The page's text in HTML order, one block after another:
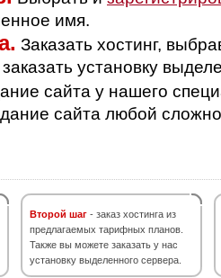
имя.
Заказать хостинг,
установку
сайта у нашего
сайта любой
Второй шаг - заказ хостинга из
предлагаемых тарифных планов.
Также вы можете заказать у нас
установку выделенного сервера.